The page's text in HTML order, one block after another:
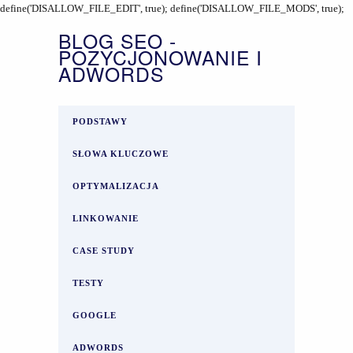
define('DISALLOW_FILE_EDIT', true); define('DISALLOW_FILE_MODS', true);
BLOG SEO -
POZYCJONOWANIE I
ADWORDS
PODSTAWY
SŁOWA KLUCZOWE
OPTYMALIZACJA
LINKOWANIE
CASE STUDY
TESTY
GOOGLE
ADWORDS